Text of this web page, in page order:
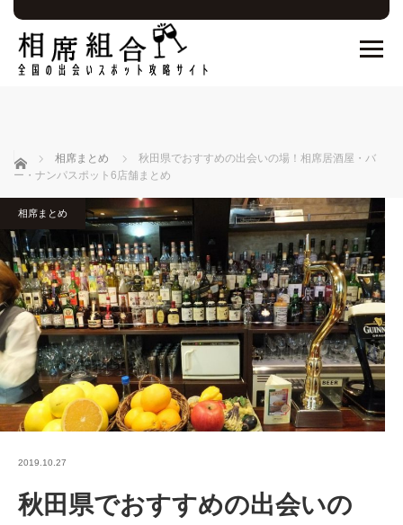
ホーム 相席まとめ
秋田県でおすすめの出会いの場！相席居酒屋・バ
ー・ナンパスポット6店舗まとめ
相席まとめ
2019.10.27
秋田県でおすすめの出会いの